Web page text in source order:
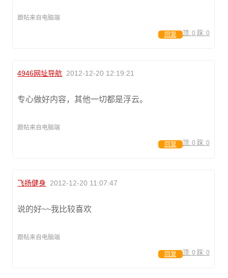
跟帖来自电脑端
顶: 0 踩: 0
回复
4946网址导航 2012-12-20 12:19:21
专心做好内容，其他一切都是浮云。
跟帖来自电脑端
顶: 0 踩: 0
回复
飞扬健身 2012-12-20 11:07:47
说的好~~我比较喜欢
跟帖来自电脑端
顶: 0 踩: 0
回复